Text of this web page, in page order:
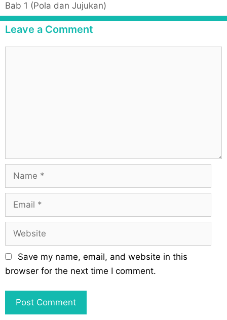
o
r
i
e
n
a
v
i
Bab 1 (Pola dan Jujukan)
Leave a Comment
m
a
b
s
t
Save my name, email, and website in this
browser for the next time I comment.